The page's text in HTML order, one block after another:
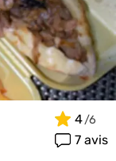
4
7 avis